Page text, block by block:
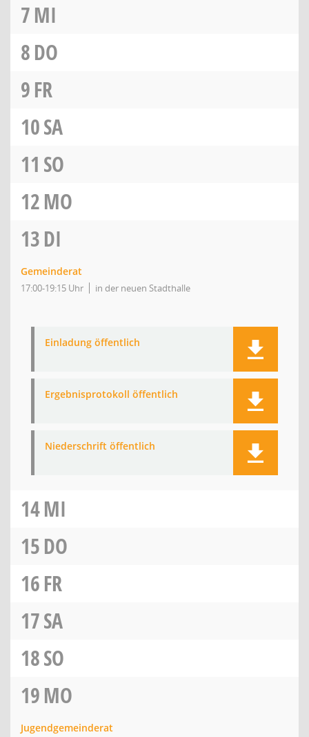
7MI
8DO
9FR
10SA
11 SO
12MO
13DI
Gemeinderat
17:00-19:15 Uhr in der neuen Stadthalle
Einladung öffentlich
Ergebnisprotokoll öffentlich
Niederschrift öffentlich
14MI
15DO
16FR
17SA
18SO
19MO
Jugendgemeinderat